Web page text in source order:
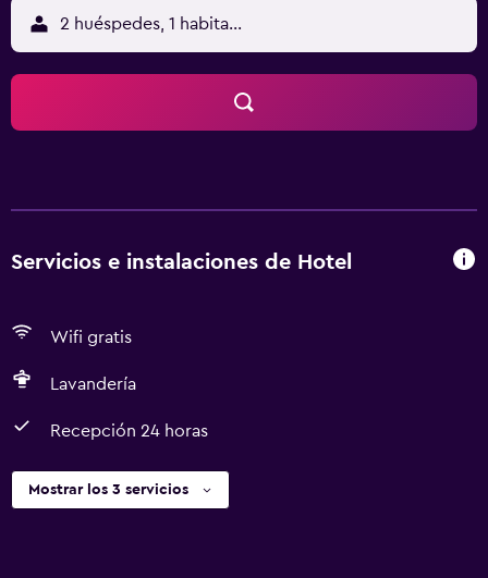
2 huéspedes, 1 habitación
Servicios e instalaciones de Hotel
Wifi gratis
Lavandería
Recepción 24 horas
Mostrar los 3 servicios